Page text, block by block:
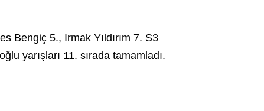
Bengiç 5., Irmak Yıldırım 7. S3
yarışları 11. sırada tamamladı.